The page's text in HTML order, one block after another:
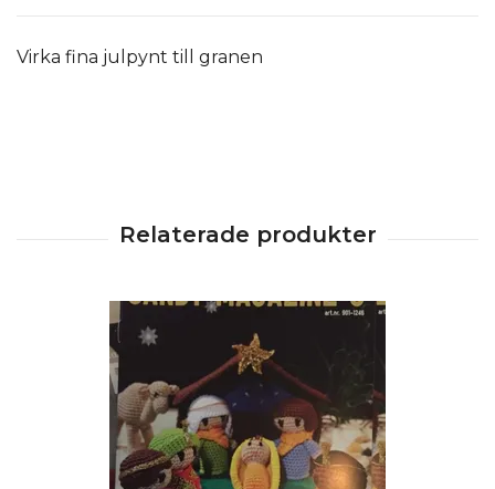
Virka fina julpynt till granen